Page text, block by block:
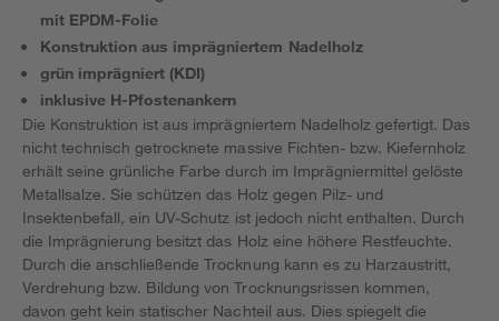
mit EPDM-Folie
Konstruktion aus imprägniertem Nadelholz
grün imprägniert (KDI)
inklusive H-Pfostenankern
Die Konstruktion ist aus imprägniertem Nadelholz gefertigt. Das
nicht technisch getrocknete massive Fichten- bzw. Kiefernholz
erhält seine grünliche Farbe durch im Imprägniermittel gelöste
Metallsalze. Sie schützen das Holz gegen Pilz- und
Insektenbefall, ein UV-Schutz ist jedoch nicht enthalten. Durch
die Imprägnierung besitzt das Holz eine höhere Restfeuchte.
Durch die anschließende Trocknung kann es zu Harzaustritt,
Verdrehung bzw. Bildung von Trocknungsrissen kommen,
davon geht kein statischer Nachteil aus. Dies spiegelt die